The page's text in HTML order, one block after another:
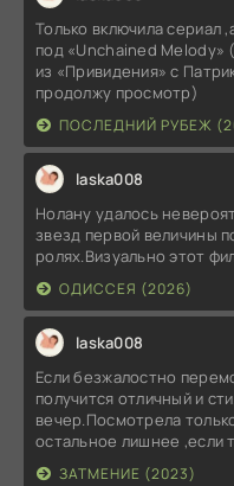
Только включила сериал
под «Unchained Melody»
из «Привидения» с
продолжу просмотр)
ПОСЛЕДНИЙ РУБЕЖ
laska008
Нолану удалось
звезд первой величины
ролях.Визуально этот
ОДИССЕЯ (2026)
laska008
Если безжалостно
получится отличный и
вечер.Посмотрела
остальное лишнее ,если
ЗАТМЕНИЕ (2023)